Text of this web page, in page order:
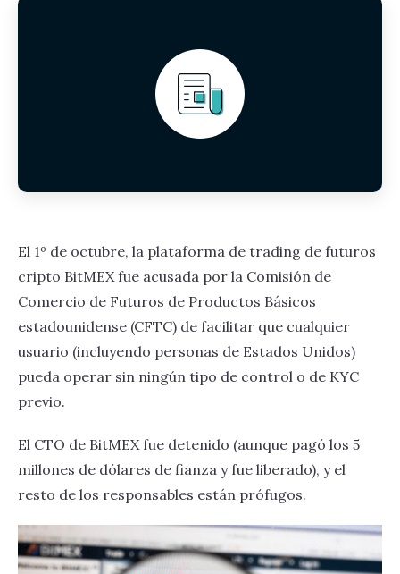
El 1º de octubre, la plataforma de trading de futuros
cripto BitMEX fue acusada por la Comisión de
Comercio de Futuros de Productos Básicos
estadounidense (CFTC) de facilitar que cualquier
usuario (incluyendo personas de Estados Unidos)
pueda operar sin ningún tipo de control o de KYC
previo.
El CTO de BitMEX fue detenido (aunque pagó los 5
millones de dólares de fianza y fue liberado), y el
resto de los responsables están prófugos.